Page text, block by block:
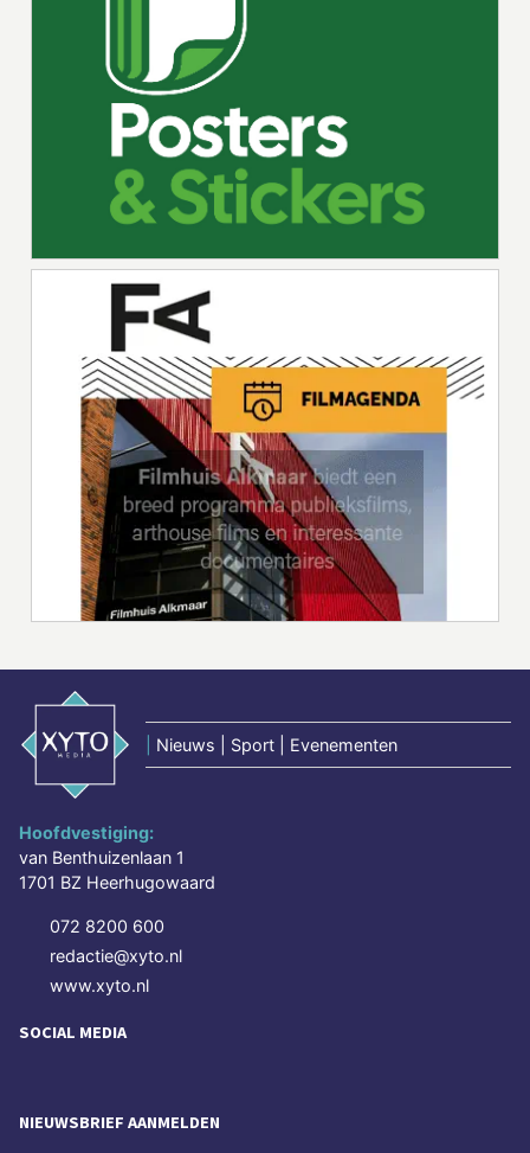
Nieuws | Sport | Evenementen
Hoofdvestiging:
van Benthuizenlaan 1
1701 BZ Heerhugowaard
072 8200 600
redactie@xyto.nl
www.xyto.nl
SOCIAL MEDIA
NIEUWSBRIEF AANMELDEN